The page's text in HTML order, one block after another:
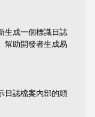
生成一個標識日誌
助開發者生成易
日誌檔案內部的頭